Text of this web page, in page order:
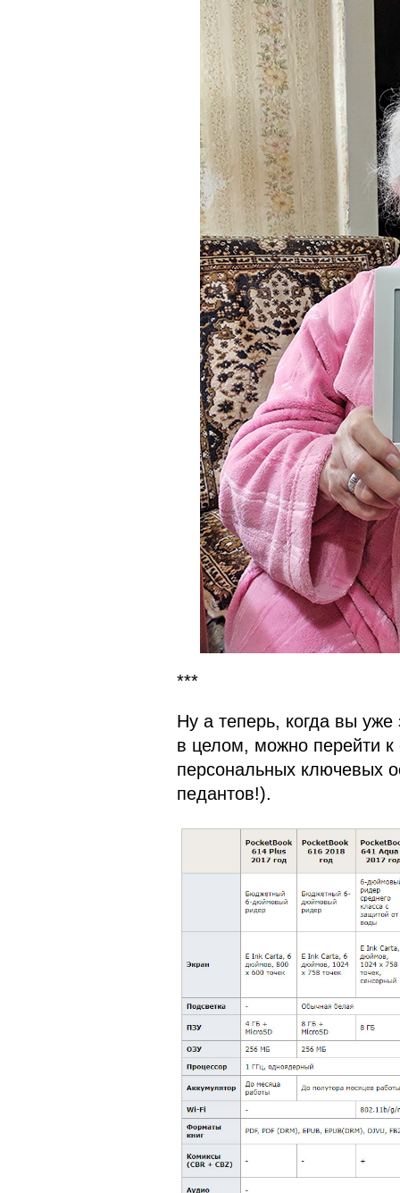
***
Ну а теперь, когда вы уже
в целом, можно перейти
персональных ключевых
педантов!).